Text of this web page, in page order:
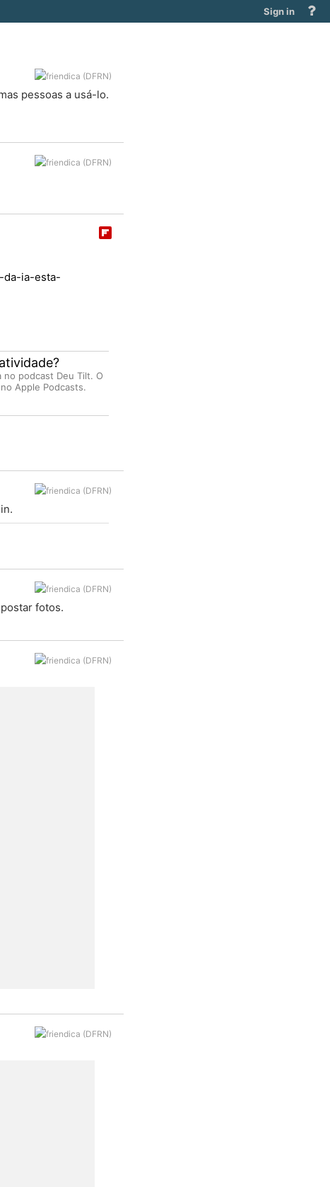
Sign in
pessoas a usá-lo.
da-ia-esta-
no podcast Deu Tilt. O
Apple Podcasts.
fotos.